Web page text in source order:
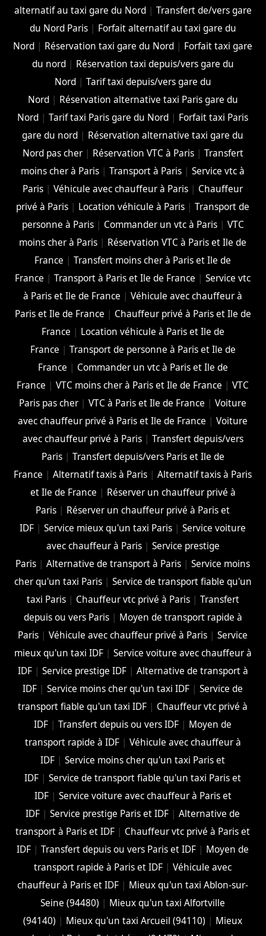
alternatif au taxi gare du Nord| Transfert de/vers gare
du Nord Paris| Forfait alternatif au taxi gare du
Nord | Réservation taxi gare du Nord | Forfait taxi gare
du nord| Réservation taxi depuis/vers gare du
Nord| Tarif taxi depuis/vers gare du
Nord| Réservation alternative taxi Paris gare du
Nord |Tarif taxi Paris gare du Nord | Forfait taxi Paris
gare du nord | Réservation alternative taxi gare du
Nord pas cher| Réservation VTC à Paris| Transfert
moins cher à Paris |Transport à Paris |Service vtc à
Paris |Véhicule avec chauffeur à Paris | Chauffeur
privé à Paris | Location véhicule à Paris |Transport de
personne à Paris| Commander un vtc à Paris| VTC
moins cher à Paris | Réservation VTC à Paris et Ile de
France |Transfert moins cher à Paris et Ile de
France |Transport à Paris et Ile de France |Service vtc
à Paris et Ile de France |Véhicule avec chauffeur à
Paris et Ile de France | Chauffeur privé à Paris et Ile de
France | Location véhicule à Paris et Ile de
France | Transport de personne à Paris et Ile de
France | Commander un vtc à Paris et Ile de
France |VTC moins cher à Paris et Ile de France |VTC
Paris pas cher |VTC à Paris et Ile de France |Voiture
avec chauffeur privé à Paris et Ile de France |Voiture
avec chauffeur privé à Paris| Transfert depuis/vers
Paris| Transfert depuis/vers Paris et Ile de
France |Alternatif taxis à Paris |Alternatif taxis à Paris
et Ile de France | Réserver un chauffeur privé à
Paris | Réserver un chauffeur privé à Paris et
IDF |Service mieux qu'un taxi Paris |Service voiture
avec chauffeur à Paris| Service prestige
Paris |Alternative de transport à Paris |Service moins
cher qu'un taxi Paris| Service de transport fiable qu'un
taxi Paris| Chauffeur vtc privé à Paris| Transfert
depuis ou vers Paris| Moyen de transport rapide à
Paris |Véhicule avec chauffeur privé à Paris |Service
mieux qu'un taxi IDF| Service voiture avec chauffeur à
IDF| Service prestige IDF| Alternative de transport à
IDF |Service moins cher qu'un taxi IDF |Service de
transport fiable qu'un taxi IDF | Chauffeur vtc privé à
IDF |Transfert depuis ou vers IDF | Moyen de
transport rapide à IDF| Véhicule avec chauffeur à
IDF |Service moins cher qu'un taxi Paris et
IDF |Service de transport fiable qu'un taxi Paris et
IDF| Service voiture avec chauffeur à Paris et
IDF |Service prestige Paris et IDF |Alternative de
transport à Paris et IDF | Chauffeur vtc privé à Paris et
IDF |Transfert depuis ou vers Paris et IDF | Moyen de
transport rapide à Paris et IDF |Véhicule avec
chauffeur à Paris et IDF | Mieux qu'un taxi Ablon-sur-
Seine (94480) | Mieux qu'un taxi Alfortville
(94140) | Mieux qu'un taxi Arcueil (94110) | Mieux